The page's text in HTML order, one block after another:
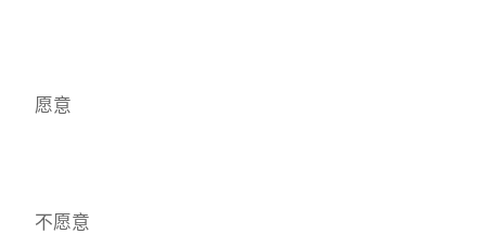
愿意
不愿意